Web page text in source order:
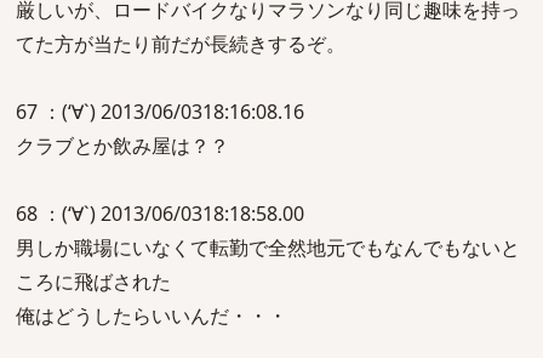
厳しいが、ロードバイクなりマラソンなり同じ趣味を持っ
てた方が当たり前だが長続きするぞ。
67 ：(‘∀`) 2013/06/0318:16:08.16
クラブとか飲み屋は？？
68 ：(‘∀`) 2013/06/0318:18:58.00
男しか職場にいなくて転勤で全然地元でもなんでもないと
ころに飛ばされた
俺はどうしたらいいんだ・・・